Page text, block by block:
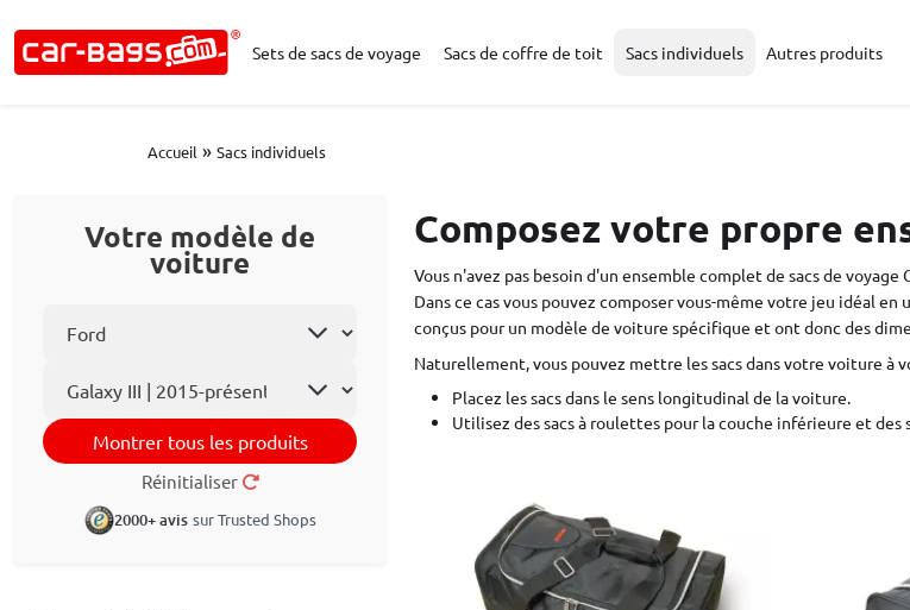
Sets de sacs de voyage Sacs de coffre de toit Sacs individuels Autres produits
Accueil » Sacs individuels
Votre modèle de
voiture
Montrer tous les produits
Réinitialiser
2000+ avis sur Trusted Shops
Composez votre propre
Vous n'avez pas besoin d'un ensemble complet de sacs de
Dans ce cas vous pouvez composer vous-même votre jeu idéal
conçus pour un modèle de voiture spécifique et ont donc des
Naturellement, vous pouvez mettre les sacs dans votre voiture à
Placez les sacs dans le sens longitudinal de la voiture.
Utilisez des sacs à roulettes pour la couche inférieure et des